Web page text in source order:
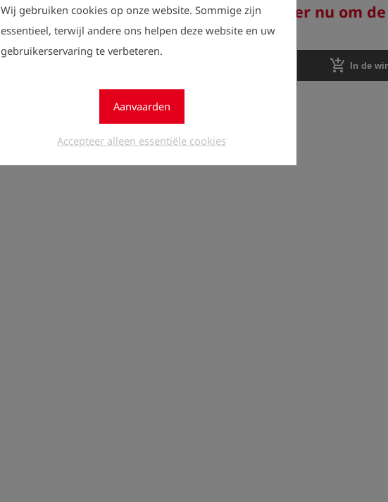
Wij gebruiken cookies op onze website. Sommige zijn
essentieel, terwijl andere ons helpen deze website en uw
gebruikerservaring te verbeteren.
Aanvaarden
Accepteer alleen essentiële cookies
huisaansluitingen
- met bypass voor het aansluiten van
- inwendige persluchtkoppeling (in de
- gemaakt van natuurrubber met
lockRegistreer nu om
zien.
add_shopping_cart In de